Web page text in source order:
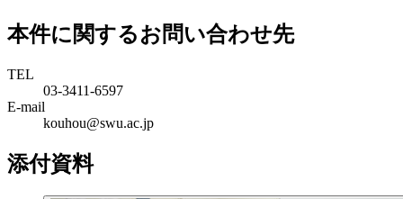
本件に関するお問い合わせ先
TEL
03-3411-6597
E-mail
kouhou@swu.ac.jp
添付資料